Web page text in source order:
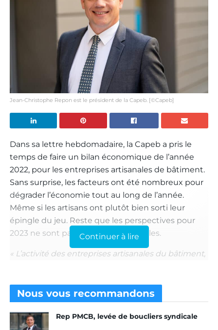
Jean-Christophe Repon est le président de la Capeb. [©Capeb]
Dans sa lettre hebdomadaire, la Capeb a pris le
temps de faire un bilan économique de l’année
2022, pour les entreprises artisanales de bâtiment.
Sans surprise, les facteurs ont été nombreux pour
dégrader l’économie tout au long de l’année.
Même si les artisans ont plutôt bien sorti leur
épingle du jeu. Reste que les perspectives pour
2023 ne sont pas forcément favorables.
« L’activité des entreprises artisanales du bâtiment,
de l’année 2022 dans un contexte inflationniste et
marqué par un fort niveau d’incertitude (+ 3 % au
deuxième, puis + 2 % au troisième trimestre) »,
Continuer à lire
Nous vous recommandons
Rep PMCB, levée de boucliers syndicale